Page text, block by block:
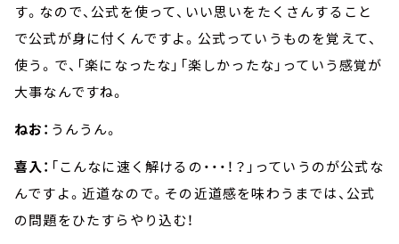
す。なので、公式を使って、いい思いをたくさんすること
で公式が身に付くんですよ。公式っていうものを覚えて、
使う。で、「楽になったな」「楽しかったな」っていう感覚が
大事なんですね。
ねお： うんうん。
喜入： 「こんなに速く解けるの・・・！？」っていうのが公式な
んですよ。近道なので。その近道感を味わうまでは、公式
の問題をひたすらやり込む！